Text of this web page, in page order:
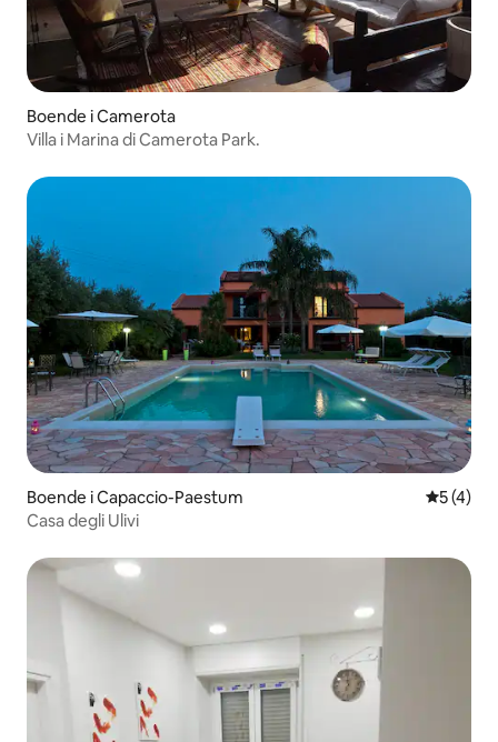
Boende i Camerota
Villa i Marina di Camerota Park.
Boende i Capaccio-Paestum 5 av 5 i
5 (4)
Casa degli Ulivi